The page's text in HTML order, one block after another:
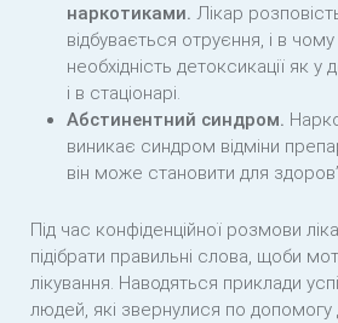
наркотиками. Лікар
відбувається отруєння, і в
необхідність детоксикації як
і в стаціонарі.
Абстинентний синдром.
виникає синдром відміни
він може становити для
Під час конфіденційної розмови
підібрати правильні слова, щоби
лікування. Наводяться приклади
людей, які звернулися по допомогу